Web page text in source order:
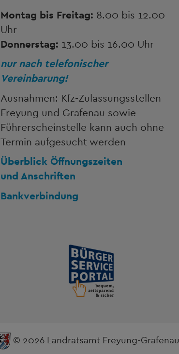
Montag bis Freitag: 8.00 bis 12.00
Uhr
Donnerstag: 13.00 bis 16.00 Uhr
nur nach telefonischer
Vereinbarung!
Ausnahmen: Kfz-Zulassungsstellen
Freyung und Grafenau sowie
Führerscheinstelle kann auch ohne
Termin aufgesucht werden
Überblick Öffnungszeiten
und Anschriften
Bankverbindung
© 2026 Landratsamt Freyung-Grafenau